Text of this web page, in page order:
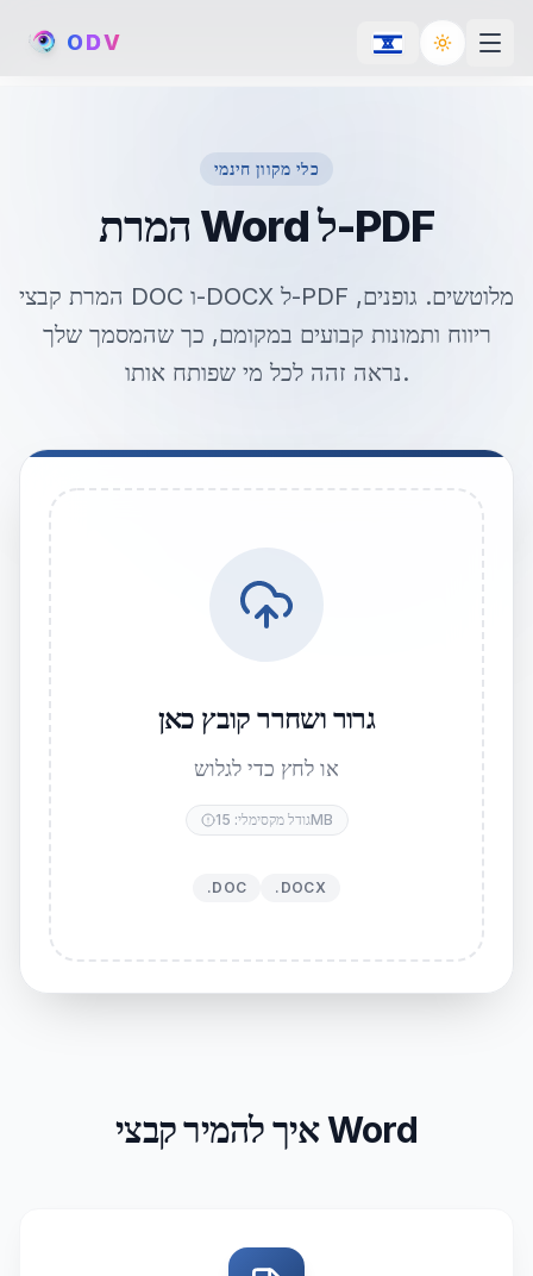
ODV Toggle
כלי מקוון חינמי
המרת Word ל-PDF
המרת קבצי DOC ו-DOCX ל-PDF מלוטשים. גופנים,
ריווח ותמונות קבועים במקומם, כך שהמסמך שלך
נראה זהה לכל מי שפותח אותו.
גרור ושחרר קובץ כאן
או לחץ כדי לגלוש
גודל מקסימלי: 15MB
.DOC .DOCX
איך להמיר קבצי Word